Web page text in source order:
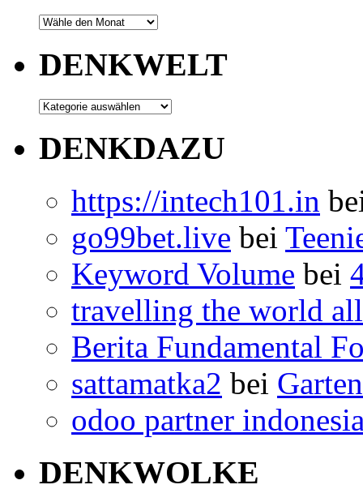
DENKWELT
DENKDAZU
https://intech101.in
go99bet.live bei
Keyword Volume bei
travelling the world
Berita Fundamental
sattamatka2 bei Garten
odoo partner
DENKWOLKE